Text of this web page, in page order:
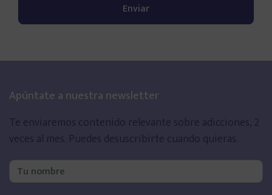
Apúntate a nuestra newsletter
Te enviaremos contenido relevante sobre adicciones, 2
veces al mes. Puedes desuscribirte cuando quieras.